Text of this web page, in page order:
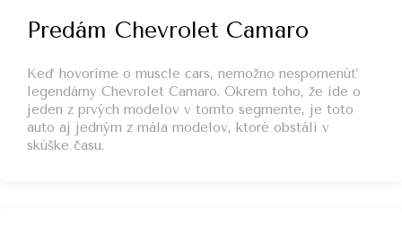
Predám Chevrolet Camaro
Keď hovoríme o muscle cars, nemožno nespomenúť
legendárny Chevrolet Camaro. Okrem toho, že ide o
jeden z prvých modelov v tomto segmente, je toto
auto aj jedným z mála modelov, ktoré obstáli v
skúške času.